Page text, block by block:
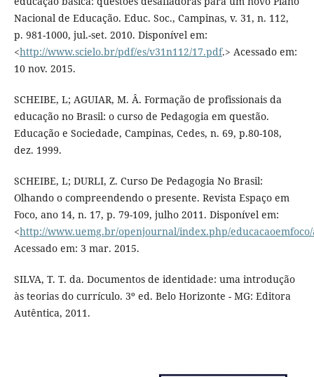
Nacional de Educação. Educ. Soc., Campinas, v. 31, n. 112,
p. 981-1000, jul.-set. 2010. Disponível em:
<http://www.scielo.br/pdf/es/v31n112/17.pdf.> Acessado em:
10 nov. 2015.
SCHEIBE, L; AGUIAR, M. Â. Formação de profissionais da
educação no Brasil: o curso de Pedagogia em questão.
Educação e Sociedade, Campinas, Cedes, n. 69, p.80-108,
dez. 1999.
SCHEIBE, L; DURLI, Z. Curso De Pedagogia No Brasil:
Olhando o compreendendo o presente. Revista Espaço em
Foco, ano 14, n. 17, p. 79-109, julho 2011. Disponível em:
<http://www.uemg.br/openjournal/index.php/
Acessado em: 3 mar. 2015.
SILVA, T. T. da. Documentos de identidade: uma introdução
às teorias do currículo. 3º ed. Belo Horizonte - MG: Editora
Autêntica, 2011.